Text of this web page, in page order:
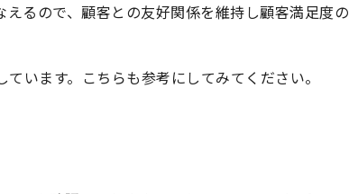
るので、顧客との友好関係を維持し顧客満足度の
います。こちらも参考にしてみてください。